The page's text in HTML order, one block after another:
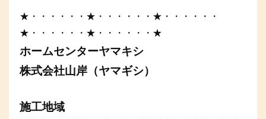
★・・・・・・★・・・・・・★・・・・・・
★・・・・・・★・・・・・・★
ホームセンターヤマキシ
株式会社山岸（ヤマギシ）
施工地域